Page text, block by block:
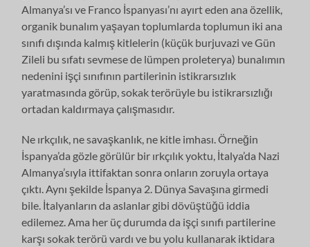
Almanya’sı ve Franco İspanyası’nı ayırt eden ana özellik,
organik bunalım yaşayan toplumlarda toplumun iki ana
sınıfı dışında kalmış kitlelerin (küçük burjuvazi ve Gün
Zileli bu sıfatı sevmese de lümpen proleterya) bunalımın
nedenini işçi sınıfının partilerinin istikrarsızlık
yaratmasında görüp, sokak terörüyle bu istikrarsızlığı
ortadan kaldırmaya çalışmasıdır.
Ne ırkçılık, ne savaşkanlık, ne kitle imhası. Örneğin
İspanya’da gözle görülür bir ırkçılık yoktu, İtalya’da Nazi
Almanya’sıyla ittifaktan sonra onların zoruyla ortaya
çıktı. Aynı şekilde İspanya 2. Dünya Savaşına girmedi
bile. İtalyanların da aslanlar gibi dövüştüğü iddia
edilemez. Ama her üç durumda da işçi sınıfı partilerine
karşı sokak terörü vardı ve bu yolu kullanarak iktidara